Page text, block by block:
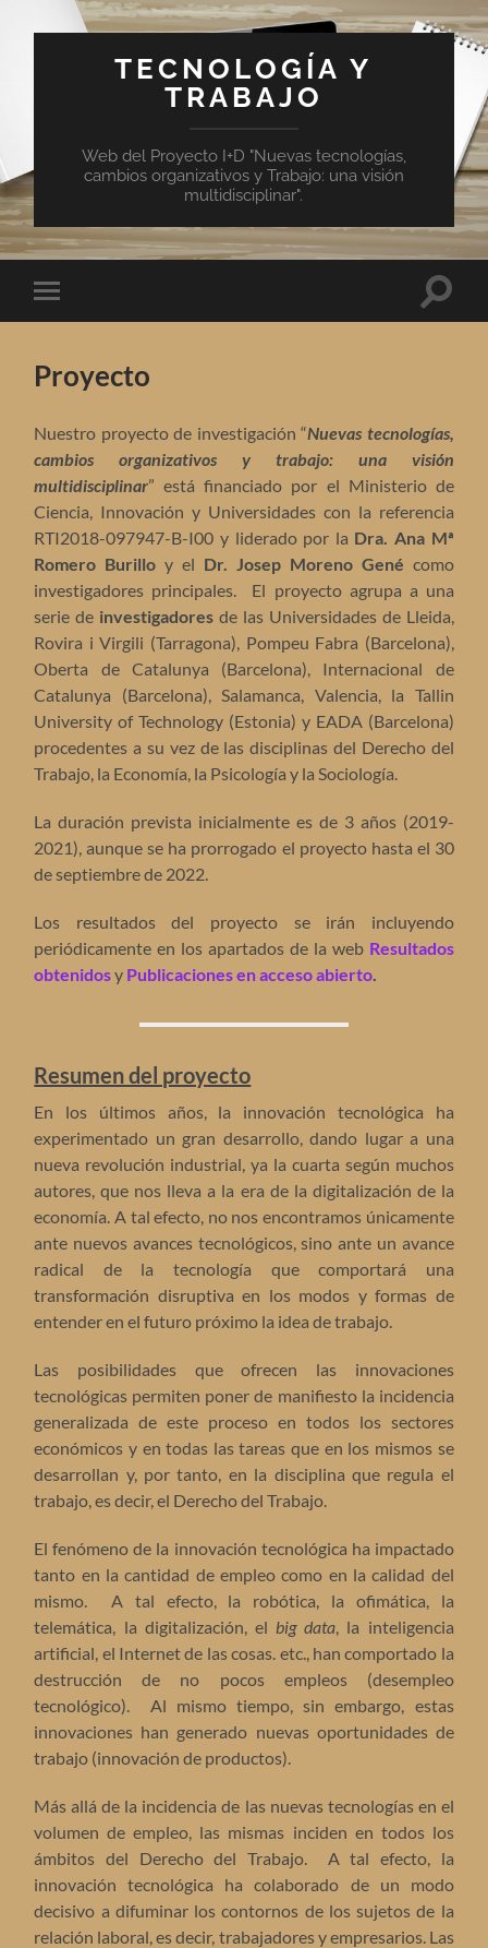
TECNOLOGÍA Y
TRABAJO
Web del Proyecto I+D "Nuevas tecnologías,
cambios organizativos y Trabajo: una visión
multidisciplinar".
Alternar
el
Proyecto
Nuestro proyecto de investigación “Nuevas tecnologías,
cambios organizativos y trabajo: una visión
multidisciplinar” está financiado por el Ministerio de
Ciencia, Innovación y Universidades con la referencia
RTI2018-097947-B-I00 y liderado por la Dra. Ana Mª
Romero Burillo y el Dr. Josep Moreno Gené como
investigadores principales. El proyecto agrupa a una
serie de investigadores de las Universidades de Lleida,
Rovira i Virgili (Tarragona), Pompeu Fabra (Barcelona),
Oberta de Catalunya (Barcelona), Internacional de
Catalunya (Barcelona), Salamanca, Valencia, la Tallin
University of Technology (Estonia) y EADA (Barcelona)
procedentes a su vez de las disciplinas del Derecho del
Trabajo, la Economía, la Psicología y la Sociología.
La duración prevista inicialmente es de 3 años (2019-
2021), aunque se ha prorrogado el proyecto hasta el 30
de septiembre de 2022.
Los resultados del proyecto se irán incluyendo
periódicamente en los apartados de la web Resultados
obtenidosy Publicaciones en acceso abierto
Resumen del proyecto
En los últimos años, la innovación tecnológica ha
experimentado un gran desarrollo, dando lugar a una
nueva revolución industrial, ya la cuarta según muchos
autores, que nos lleva a la era de la digitalización de la
economía. A tal efecto, no nos encontramos únicamente
ante nuevos avances tecnológicos, sino ante un avance
radical de la tecnología que comportará una
transformación disruptiva en los modos y formas de
entender en el futuro próximo la idea de trabajo.
Las posibilidades que ofrecen las innovaciones
tecnológicas permiten poner de manifiesto la incidencia
generalizada de este proceso en todos los sectores
económicos y en todas las tareas que en los mismos se
desarrollan y, por tanto, en la disciplina que regula el
trabajo, es decir, el Derecho del Trabajo.
El fenómeno de la innovación tecnológica ha impactado
tanto en la cantidad de empleo como en la calidad del
mismo. A tal efecto, la robótica, la ofimática, la
telemática, la digitalización, el big data , la inteligencia
artificial, el Internet de las cosas. etc., han comportado la
destrucción de no pocos empleos (desempleo
tecnológico). Al mismo tiempo, sin embargo, estas
innovaciones han generado nuevas oportunidades de
trabajo (innovación de productos).
Más allá de la incidencia de las nuevas tecnologías en el
volumen de empleo, las mismas inciden en todos los
ámbitos del Derecho del Trabajo. A tal efecto, la
innovación tecnológica ha colaborado de un modo
decisivo a difuminar los contornos de los sujetos de la
relación laboral, es decir, trabajadores y empresarios. Las